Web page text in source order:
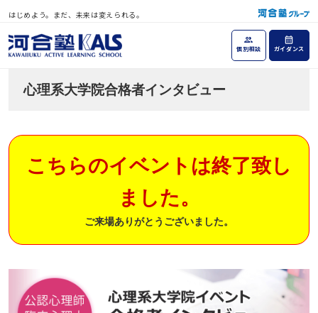
はじめよう。まだ、未来は変えられる。
個別相談 ガイダンス
心理系大学院合格者インタビュー
こちらのイベントは終了致し
ました。
ご来場ありがとうございました。